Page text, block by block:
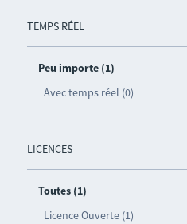
TEMPS RÉEL
Peu importe (1)
Avec temps réel (0)
LICENCES
Toutes (1)
Licence Ouverte (1)